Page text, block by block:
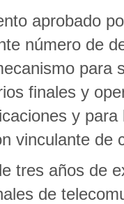
aprobado
número de
para
finales y
y
vinculante de
tres años de
de